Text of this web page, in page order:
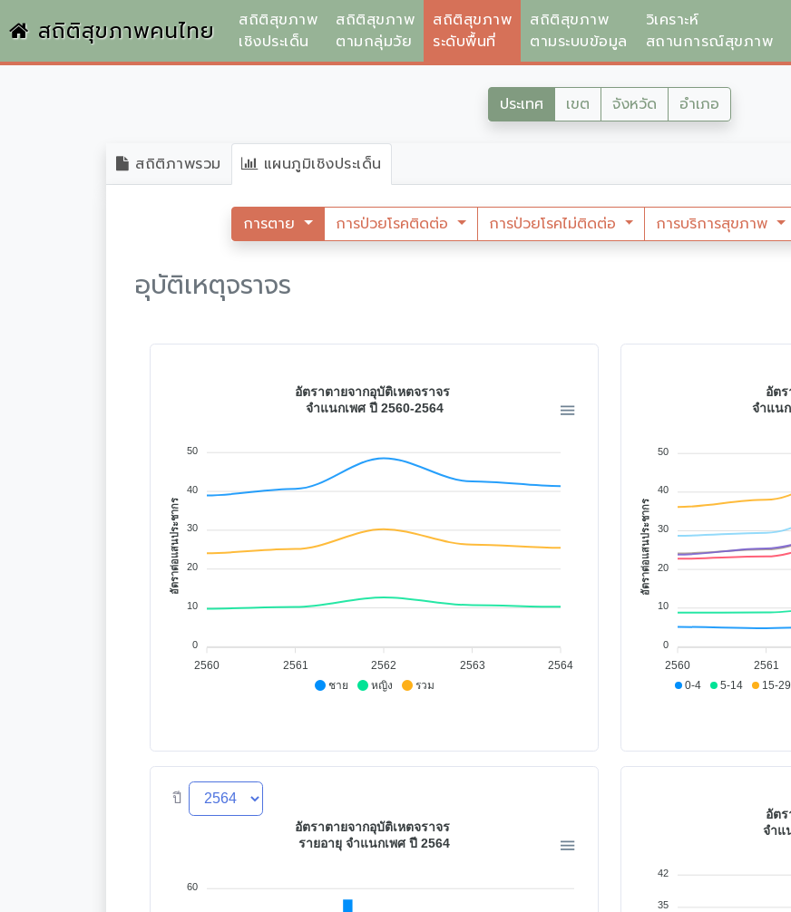
สถิติสุขภาพคนไทย
สถิติสุขภาพ
เชิงประเด็น
สถิติสุขภาพ
ตามกลุ่มวัย
สถิติสุขภาพ
ระดับพื้นที่
สถิติสุขภาพ
ตามระบบข้อมูล
วิเคราะห์
สถานการณ์สุขภาพ
ประเทศ เขต จังหวัด อำเภอ
สถิติภาพรวม แผนภูมิเชิงประเด็น
การตาย การป่วยโรคติดต่อ การป่วยโรคไม่ติดต่อ การบริการสุขภาพ
อุบัติเหตุจราจร